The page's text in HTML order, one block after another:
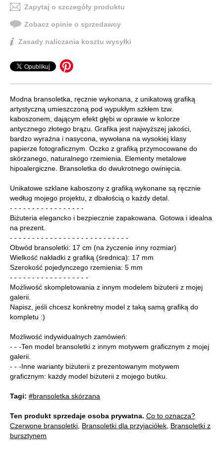
Zapytaj o szczegóły produktu
Zobacz opinie o sprzedawcy
Zasady naliczania kosztu wysyłki
Modna bransoletka, ręcznie wykonana, z unikatową grafiką
artystyczną umieszczoną pod wypukłym szkłem tzw.
kaboszonem, dającym efekt głębi w oprawie w kolorze
antycznego złotego brązu. Grafika jest najwyższej jakości,
bardzo wyraźna i nasycona, wywołana na wysokiej klasy
papierze fotograficznym. Oczko z grafiką przymocowane do
skórzanego, naturalnego rzemienia. Elementy metalowe
hipoalergiczne. Bransoletka do dwukrotnego owinięcia.
Unikatowe szklane kaboszony z grafiką wykonane są ręcznie
według mojego projektu, z dbałością o każdy detal.
- - - - - - - - - - - - - - - - -
Biżuteria elegancko i bezpiecznie zapakowana. Gotowa i idealna
na prezent.
- - - - - - - - - - - - - - - - - - - - - - - - - - -
Obwód bransoletki: 17 cm (na życzenie inny rozmiar)
Wielkość nakładki z grafiką (średnica): 17 mm
Szerokość pojedynczego rzemienia: 5 mm
- - - - - - - - - - - - - - - - - -
Możliwość skompletowania z innym modelem biżuterii z mojej
galerii.
Napisz, jeśli chcesz konkretny model z taką samą grafiką do
kompletu :)
Możliwość indywidualnych zamówień:
- - -Ten model bransoletki z innym motywem graficznym z mojej
galerii.
- - -Inne warianty biżuterii z prezentowanym motywem
graficznym: każdy model biżuterii z mojego butiku.
Tagi: #bransoletka skórzana
Ten produkt sprzedaje osoba prywatna. Co to oznacza?
Czerwone bransoletki Bransoletki dla przyjaciółek Bransoletki z
bursztynem